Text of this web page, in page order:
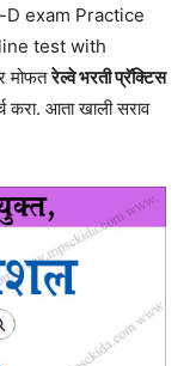
D exam Practice
test with
मोफतरेल्वे भरती प्रॅक्टिस
करा. आता खाली सराव